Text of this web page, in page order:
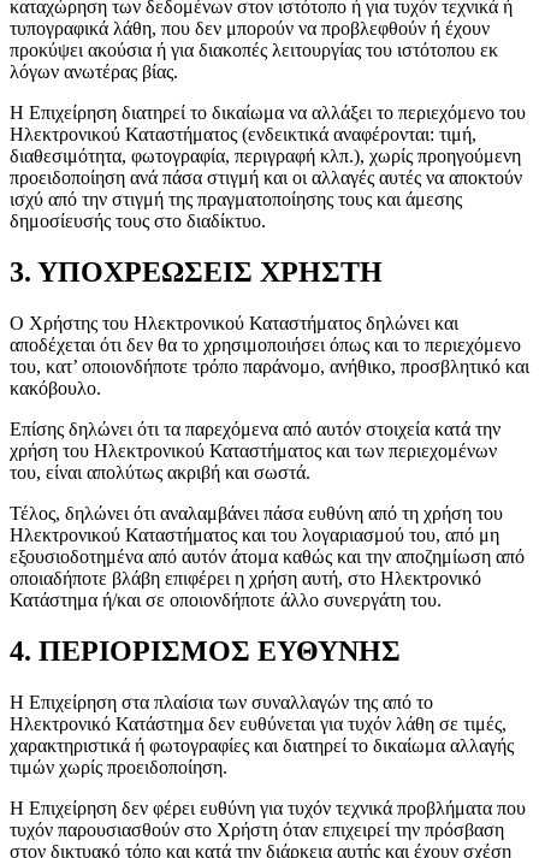
καταχώρηση των δεδομένων στον ιστότοπο ή για τυχόν τεχνικά ή
τυπογραφικά λάθη, που δεν μπορούν να προβλεφθούν ή έχουν
προκύψει ακούσια ή για διακοπές λειτουργίας του ιστότοπου εκ
λόγων ανωτέρας βίας.
Η Επιχείρηση διατηρεί το δικαίωμα να αλλάξει το περιεχόμενο του
Ηλεκτρονικού Καταστήματος (ενδεικτικά αναφέρονται: τιμή,
διαθεσιμότητα, φωτογραφία, περιγραφή κλπ.), χωρίς προηγούμενη
προειδοποίηση ανά πάσα στιγμή και οι αλλαγές αυτές να αποκτούν
ισχύ από την στιγμή της πραγματοποίησης τους και άμεσης
δημοσίευσής τους στο διαδίκτυο.
3. ΥΠΟΧΡΕΩΣΕΙΣ ΧΡΗΣΤΗ
Ο Χρήστης του Ηλεκτρονικού Καταστήματος δηλώνει και
αποδέχεται ότι δεν θα το χρησιμοποιήσει όπως και το περιεχόμενο
του, κατ’ οποιονδήποτε τρόπο παράνομο, ανήθικο, προσβλητικό και
κακόβουλο.
Επίσης δηλώνει ότι τα παρεχόμενα από αυτόν στοιχεία κατά την
χρήση του Ηλεκτρονικού Καταστήματος και των περιεχομένων
του, είναι απολύτως ακριβή και σωστά.
Τέλος, δηλώνει ότι αναλαμβάνει πάσα ευθύνη από τη χρήση του
Ηλεκτρονικού Καταστήματος και του λογαριασμού του, από μη
εξουσιοδοτημένα από αυτόν άτομα καθώς και την αποζημίωση από
οποιαδήποτε βλάβη επιφέρει η χρήση αυτή, στο Ηλεκτρονικό
Κατάστημα ή/και σε οποιονδήποτε άλλο συνεργάτη του.
4. ΠΕΡΙΟΡΙΣΜΟΣ ΕΥΘΥΝΗΣ
Η Επιχείρηση στα πλαίσια των συναλλαγών της από το
Ηλεκτρονικό Κατάστημα δεν ευθύνεται για τυχόν λάθη σε τιμές,
χαρακτηριστικά ή φωτογραφίες και διατηρεί το δικαίωμα αλλαγής
τιμών χωρίς προειδοποίηση.
Η Επιχείρηση δεν φέρει ευθύνη για τυχόν τεχνικά προβλήματα που
τυχόν παρουσιασθούν στο Χρήστη όταν επιχειρεί την πρόσβαση
στον δικτυακό τόπο και κατά την διάρκεια αυτής και έχουν σχέση